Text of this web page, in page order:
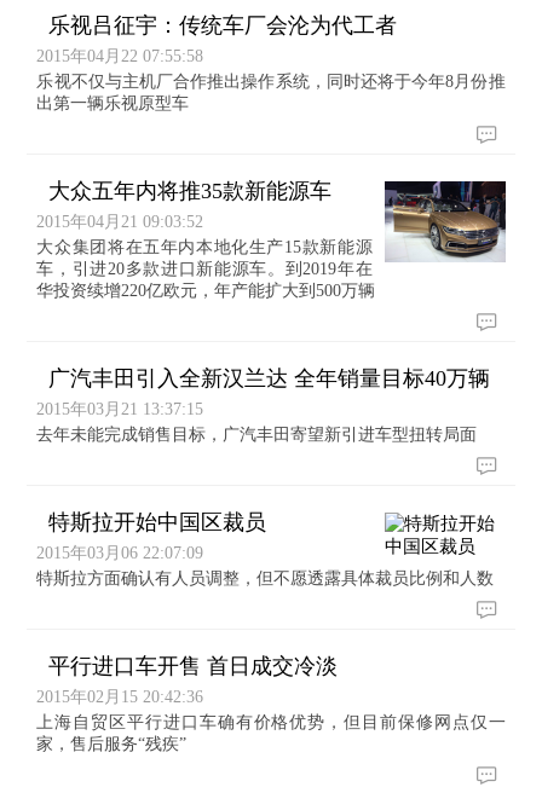
乐视吕征宇：传统车厂会沦为代工者
2015年04月22 07:55:58
乐视不仅与主机厂合作推出操作系统，同时还将于今年8月份推
出第一辆乐视原型车
大众五年内将推35款新能源车
2015年04月21 09:03:52
大众集团将在五年内本地化生产15款新能源
车，引进20多款进口新能源车。到2019年在
华投资续增220亿欧元，年产能扩大到500万辆
广汽丰田引入全新汉兰达 全年销量目标40万辆
2015年03月21 13:37:15
去年未能完成销售目标，广汽丰田寄望新引进车型扭转局面
特斯拉开始中国区裁员
2015年03月06 22:07:09
特斯拉方面确认有人员调整，但不愿透露具体裁员比例和人数
平行进口车开售 首日成交冷淡
2015年02月15 20:42:36
上海自贸区平行进口车确有价格优势，但目前保修网点仅一
家，售后服务“残疾”